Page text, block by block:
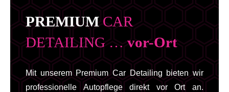
PREMIUM CAR
DETAILING … vor-Ort
Mit unserem Premium Car Detailing bieten wir
professionelle Autopflege direkt vor Ort an.